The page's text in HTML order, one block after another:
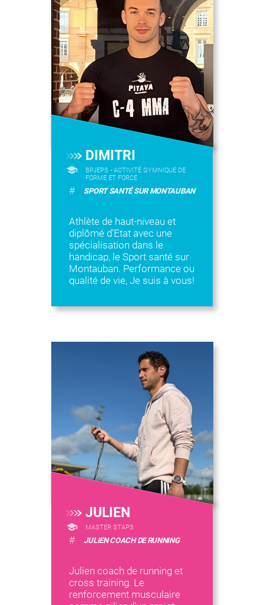
DIMITRI
BPJEPS - ACTIVITÉ GYMNIQUE DE
FORME ET FORCE
# SPORT SANTÉ SUR MONTAUBAN
Athlète de haut-niveau et
diplômé d’Etat avec une
spécialisation dans le
handicap, le Sport santé sur
Montauban. Performance ou
qualité de vie, Je suis à vous!
JULIEN
MASTER STAPS
# JULIEN COACH DE RUNNING
Julien coach de running et
cross training. Le
renforcement musculaire